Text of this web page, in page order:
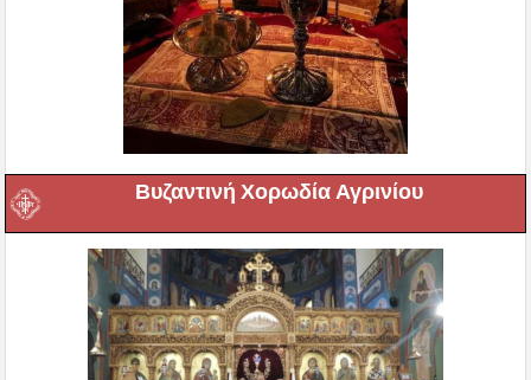
Βυζαντινή Χορωδία Αγρινίου